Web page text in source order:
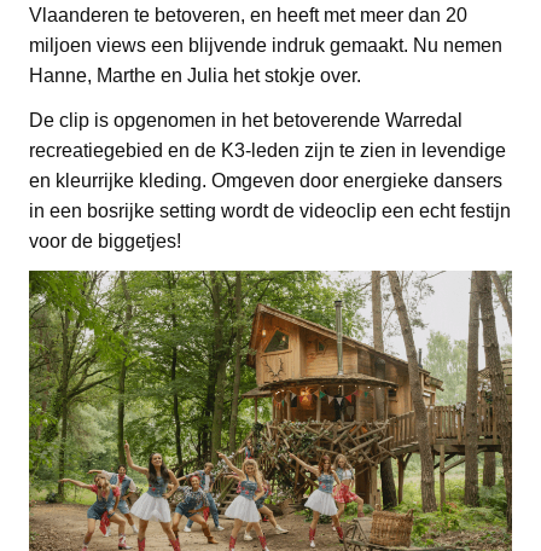
Vlaanderen te betoveren, en heeft met meer dan 20
miljoen views een blijvende indruk gemaakt. Nu nemen
Hanne, Marthe en Julia het stokje over.
De clip is opgenomen in het betoverende Warredal
recreatiegebied en de K3-leden zijn te zien in levendige
en kleurrijke kleding. Omgeven door energieke dansers
in een bosrijke setting wordt de videoclip een echt festijn
voor de biggetjes!